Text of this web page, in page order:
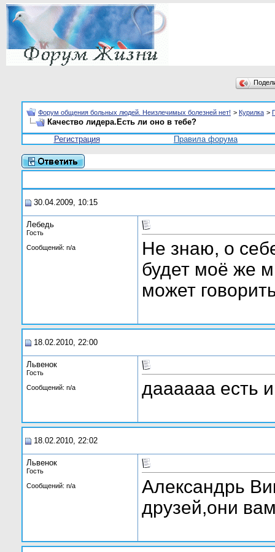
Форум общения больных людей. Неизлечимых болезней нет! > Курилка >
Качество лидера.Есть ли оно в тебе?
Регистрация
Правила форума
30.04.2009, 10:15
Лебедь
Гость
Сообщений: n/a
Не знаю, о
будет моё же
может
18.02.2010, 22:00
Львенок
Гость
Сообщений: n/a
даааааа есть
18.02.2010, 22:02
Львенок
Гость
Сообщений: n/a
Александрь
друзей,они